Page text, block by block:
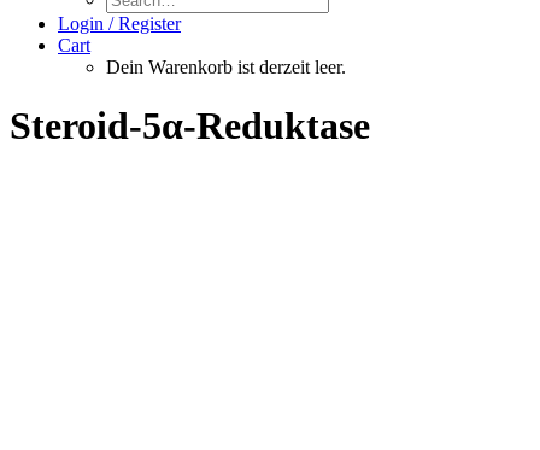
Login / Register
Cart
Dein Warenkorb ist derzeit leer.
Steroid-5α-Reduktase